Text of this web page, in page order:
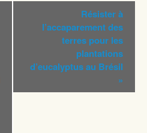
Résister à
l’accaparement des
terres pour les
plantations
d’eucalyptus au Brésil
»